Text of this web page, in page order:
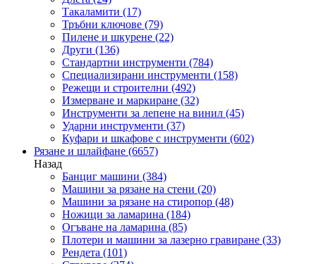
Такаламити (17)
Тръбни ключове (79)
Пилене и шкурене (22)
Други (136)
Стандартни инструменти (784)
Специализирани инструменти (158)
Режещи и строителни (492)
Измерване и маркиране (32)
Инструменти за лепене на винил (45)
Ударни инструменти (37)
Куфари и шкафове с инструменти (602)
Рязане и шлайфане (6657)
Назад
Банциг машини (384)
Машини за рязане на стени (20)
Машини за рязане на стиропор (48)
Ножици за ламарина (184)
Огъване на ламарина (85)
Плотери и машини за лазерно гравиране (33)
Рендета (101)